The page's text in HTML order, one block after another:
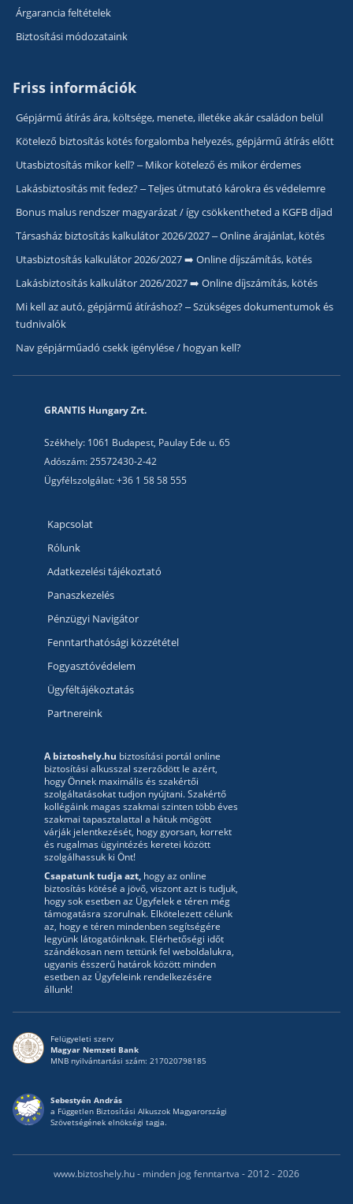
Árgarancia feltételek
Biztosítási módozataink
Friss információk
Gépjármű átírás ára, költsége, menete, illetéke akár családon belül
Kötelező biztosítás kötés forgalomba helyezés, gépjármű átírás előtt
Utasbiztosítás mikor kell? – Mikor kötelező és mikor érdemes
Lakásbiztosítás mit fedez? – Teljes útmutató károkra és védelemre
Bonus malus rendszer magyarázat / így csökkentheted a KGFB díjad
Társasház biztosítás kalkulátor 2026/2027 – Online árajánlat, kötés
Utasbiztosítás kalkulátor 2026/2027 ➡️ Online díjszámítás, kötés
Lakásbiztosítás kalkulátor 2026/2027 ➡️ Online díjszámítás, kötés
Mi kell az autó, gépjármű átíráshoz? – Szükséges dokumentumok és
tudnivalók
Nav gépjárműadó csekk igénylése / hogyan kell?
GRANTIS Hungary Zrt.
Székhely: 1061 Budapest, Paulay Ede u. 65
Adószám: 25572430-2-42
Ügyfélszolgálat: +36 1 58 58 555
Kapcsolat
Rólunk
Adatkezelési tájékoztató
Panaszkezelés
Pénzügyi Navigátor
Fenntarthatósági közzététel
Fogyasztóvédelem
Ügyféltájékoztatás
Partnereink
A biztoshely.hu biztosítási portál online
biztosítási alkusszal szerződött le azért,
hogy Önnek maximális és szakértői
szolgáltatásokat tudjon nyújtani. Szakértő
kollégáink magas szakmai szinten több éves
szakmai tapasztalattal a hátuk mögött
várják jelentkezését, hogy gyorsan, korrekt
és rugalmas ügyintézés keretei között
szolgálhassuk ki Önt!
Csapatunk tudja azt, hogy az online
biztosítás kötésé a jövő, viszont azt is tudjuk,
hogy sok esetben az Ügyfelek e téren még
támogatásra szorulnak. Elkötelezett célunk
az, hogy e téren mindenben segítségére
legyünk látogatóinknak. Elérhetőségi időt
szándékosan nem tettünk fel weboldalukra,
ugyanis ésszerű határok között minden
esetben az Ügyfeleink rendelkezésére
állunk!
Felügyeleti szerv
Magyar Nemzeti Bank
MNB nyilvántartási szám: 217020798185
Sebestyén András
a Független Biztosítási Alkuszok Magyarországi
Szövetségének elnökségi tagja.
www.biztoshely.hu - minden jog fenntartva - 2012 - 2026